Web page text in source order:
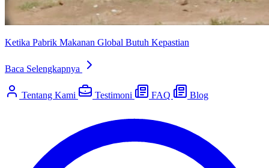
Ketika Pabrik Makanan Global Butuh Kepastian
Baca Selengkapnya
Tentang Kami Testimoni FAQ Blog